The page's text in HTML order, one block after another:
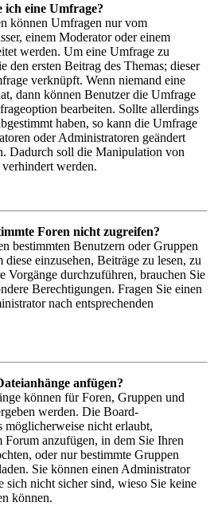
ich eine Umfrage?
können Umfragen nur vom
einem Moderator oder einem
werden. Um eine Umfrage zu
den ersten Beitrag des Themas; dieser
verknüpft. Wenn niemand eine
dann können Benutzer die Umfrage
bearbeiten. Sollte allerdings
haben, so kann die Umfrage
oder Administratoren geändert
Dadurch soll die Manipulation von
werden.
Foren nicht zugreifen?
bestimmten Benutzern oder Gruppen
einzusehen, Beiträge zu lesen, zu
Vorgänge durchzuführen, brauchen Sie
Berechtigungen. Fragen Sie einen
nach entsprechenden
anfügen?
können für Foren, Gruppen und
werden. Die Board-
möglicherweise nicht erlaubt,
Forum anzufügen, in dem Sie Ihren
oder nur bestimmte Gruppen
Sie können einen Administrator
sich nicht sicher sind, wieso Sie keine
können.